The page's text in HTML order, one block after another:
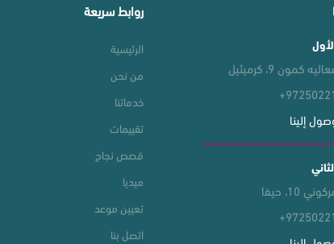
كمون 9، كرميئيل
إلينا
10، حيفا
روابط سريعة
الرئيسية
من نحن
خدماتنا
تقييمات
قصص نجاح
ميديا
تعيين موعد
اتصل بنا